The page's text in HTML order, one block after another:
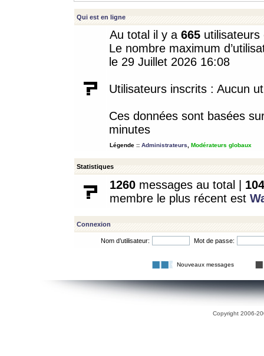
Qui est en ligne
Au total il y a 665
Le nombre maximum
le 29 Juillet 2026 16:08
Utilisateurs inscrits : Aucun
Ces données sont basées
minutes
Légende :: Administrateurs Modérateurs globaux
Statistiques
1260 messages au total | 104
membre le plus récent est
Connexion
Nom d’utilisateur: Mot de passe:
Nouveaux messages
Copyright 2006-